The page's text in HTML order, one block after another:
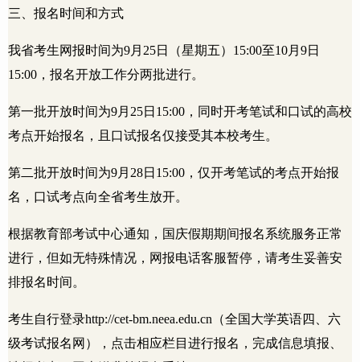
三、报名时间和方式
我省考生网报时间为9月 25日（星期五） 15:00至10月 9日
15:00 ，报名开放工作分两批进行。
第一批开放时间为9月 25日 15:00 ，同时开考笔试和口试的高校
考点开始报名，且口试报名仅接受其本校考生。
第二批开放时间为9月 28日 15:00 ，仅开考笔试的考点开始报
名，口试考点向全省考生放开。
根据教育部考试中心通知，国庆假期期间报名系统服务正常
进行，但如无特殊情况，网报电话客服暂停，请考生妥善安
排报名时间。
考生自行登录http://cet-bm.neea.edu.cn （全国大学英语四、六
级考试报名网），点击相应栏目进行报名，完成信息填报、